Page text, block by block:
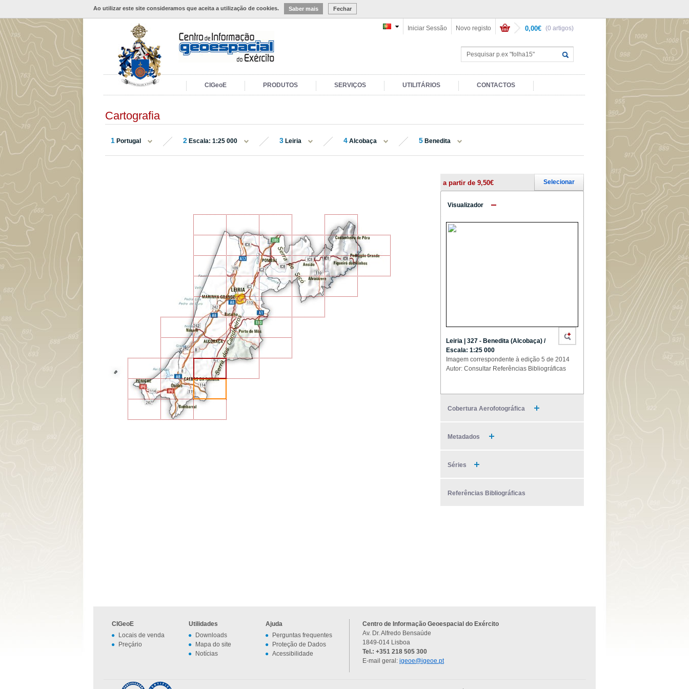
Ao utilizar este site consideramos que aceita a utilização de cookies. Saber mais Fechar
(0 artigos)
0,00€
Novo registo
Iniciar Sessão
CIGeoE PRODUTOS SERVIÇOS UTILITÁRIOS CONTACTOS
Cartografia
1 Portugal 2 Escala: 1:25 000 3 Leiria 4 Alcobaça 5 Benedita
a partir de 9,50€ Selecionar
Visualizador
Leiria | 327 - Benedita (Alcobaça) /
Escala: 1:25 000
Imagem correspondente à edição 5 de 2014
Autor: Consultar Referências Bibliográficas
Cobertura Aerofotográfica
Metadados
Séries
Referências Bibliográficas
CIGeoE
Locais de venda
Preçário
Utilidades
Downloads
Mapa do site
Notícias
Ajuda
Perguntas frequentes
Proteção de Dados
Acessibilidade
Centro de Informação Geoespacial do Exército
Av. Dr. Alfredo Bensaúde
1849-014 Lisboa
Tel.: +351 218 505 300
E-mail geral: igeoe@igeoe.pt